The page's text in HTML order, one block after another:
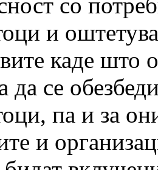
со
и
каде што
да се
па и за
и